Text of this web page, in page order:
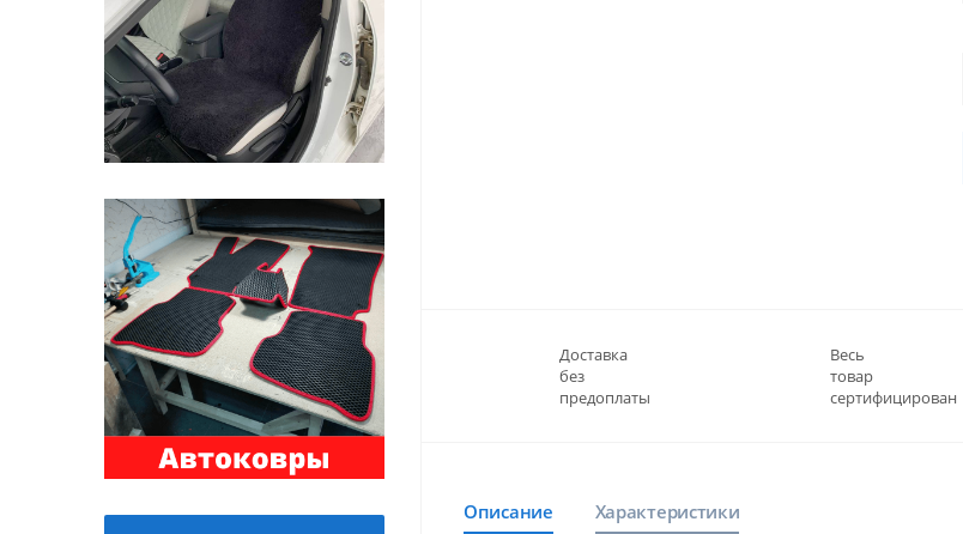
Доставка
без
предоплаты
Весь
товар
сертифицирован
Описание Характеристики